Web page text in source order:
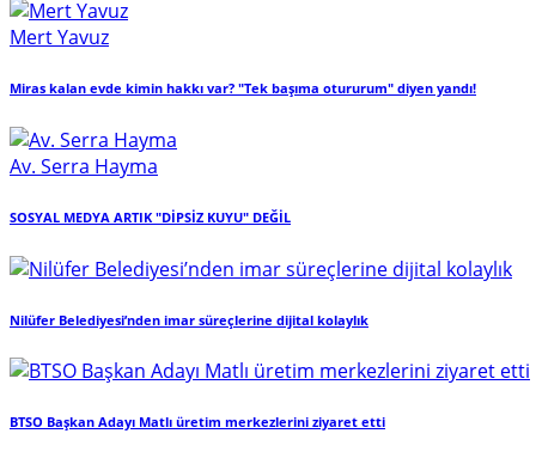
Mert Yavuz
Miras kalan evde kimin hakkı var? "Tek başıma otururum" diyen yandı!
Av. Serra Hayma
SOSYAL MEDYA ARTIK "DİPSİZ KUYU" DEĞİL
Nilüfer Belediyesi’nden imar süreçlerine dijital kolaylık
BTSO Başkan Adayı Matlı üretim merkezlerini ziyaret etti